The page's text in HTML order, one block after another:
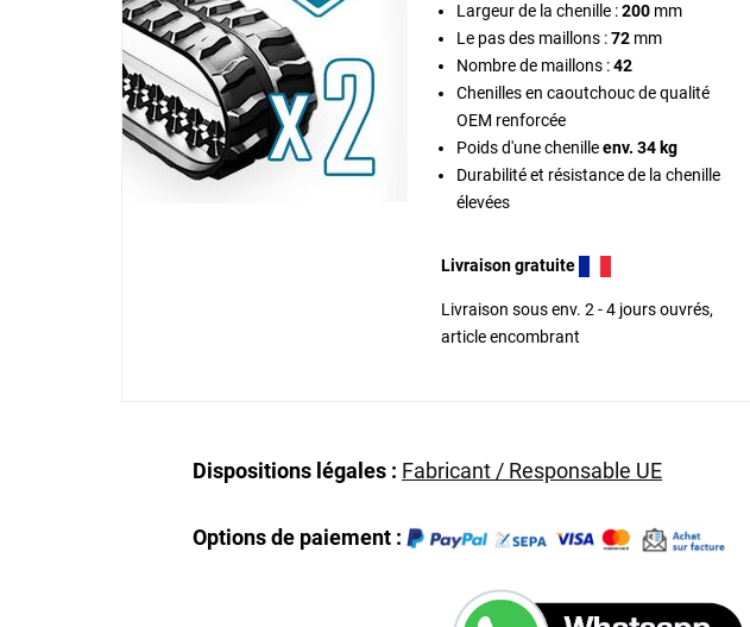
Largeur de la chenille :200 mm
Le pas des maillons :72 mm
Nombre de maillons :42
Chenilles en caoutchouc de qualité
OEM renforcée
Poids d'une chenilleenv. 34 kg
Durabilité et résistance de la chenille
élevées
Livraison gratuite
Livraison sous env. 2 - 4 jours ouvrés,
article encombrant
Dispositions légales : Fabricant / Responsable UE
Options de paiement :